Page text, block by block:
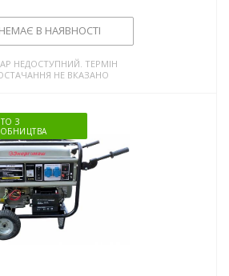
НЕМАЄ В НАЯВНОСТІ
НЕДОСТУПНИЙ. ТЕРМІН
НЕ ВКАЗАНО
З